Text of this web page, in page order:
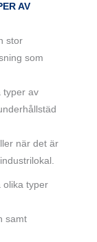
AV
stor
som
typer av
när det är
olika typer
samt